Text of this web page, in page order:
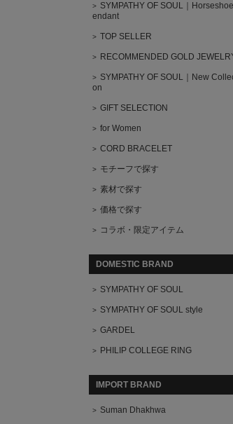
SYMPATHY OF SOUL｜
endant
TOP SELLER
RECOMMENDED GOLD
SYMPATHY OF SOUL｜New
on
GIFT SELECTION
for Women
CORD BRACELET
モチーフで探す
素材で探す
価格で探す
コラボ・限定アイテム
DOMESTIC BRAND
SYMPATHY OF SOUL
SYMPATHY OF SOUL style
GARDEL
PHILIP COLLEGE RING
IMPORT BRAND
Suman Dhakhwa